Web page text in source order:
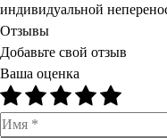
индивидуальной
Отзывы
Добавьте свой отзыв
Ваша оценка